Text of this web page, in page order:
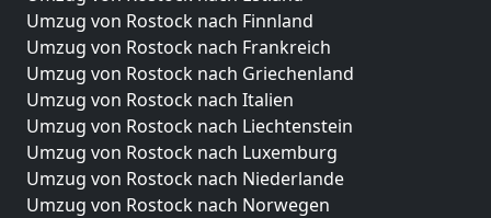
Umzug von Rostock nach Finnland
Umzug von Rostock nach Frankreich
Umzug von Rostock nach Griechenland
Umzug von Rostock nach Italien
Umzug von Rostock nach Liechtenstein
Umzug von Rostock nach Luxemburg
Umzug von Rostock nach Niederlande
Umzug von Rostock nach Norwegen